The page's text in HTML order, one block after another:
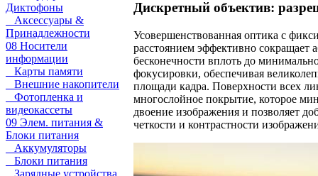
Диктофоны
Аксессуары &
Принадлежности
08 Носители
информации
Карты памяти
Внешние накопители
Фотопленка и
видеокассеты
09 Элем. питания &
Блоки питания
Аккумуляторы
Блоки питания
Зарядные устройства
Дискретный объектив:
Усовершенствованная оптика с
расстоянием эффективно сокращает
бесконечности вплоть до
фокусировки, обеспечивая
площади кадра. Поверхности всех
многослойное покрытие, которое
двоение изображения и позволяет
четкости и контрастности